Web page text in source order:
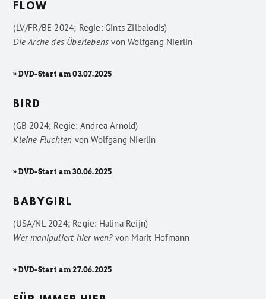
FLOW
(LV/FR/BE 2024; Regie: Gints Zilbalodis)
Die Arche des Überlebens vonWolfgang Nierlin
» DVD-Start am 03.07.2025
BIRD
(GB 2024; Regie: Andrea Arnold)
Kleine Fluchten vonWolfgang Nierlin
» DVD-Start am 30.06.2025
BABYGIRL
(USA/NL 2024; Regie: Halina Reijn)
Wer manipuliert hier wen?von Marit Hofmann
» DVD-Start am 27.06.2025